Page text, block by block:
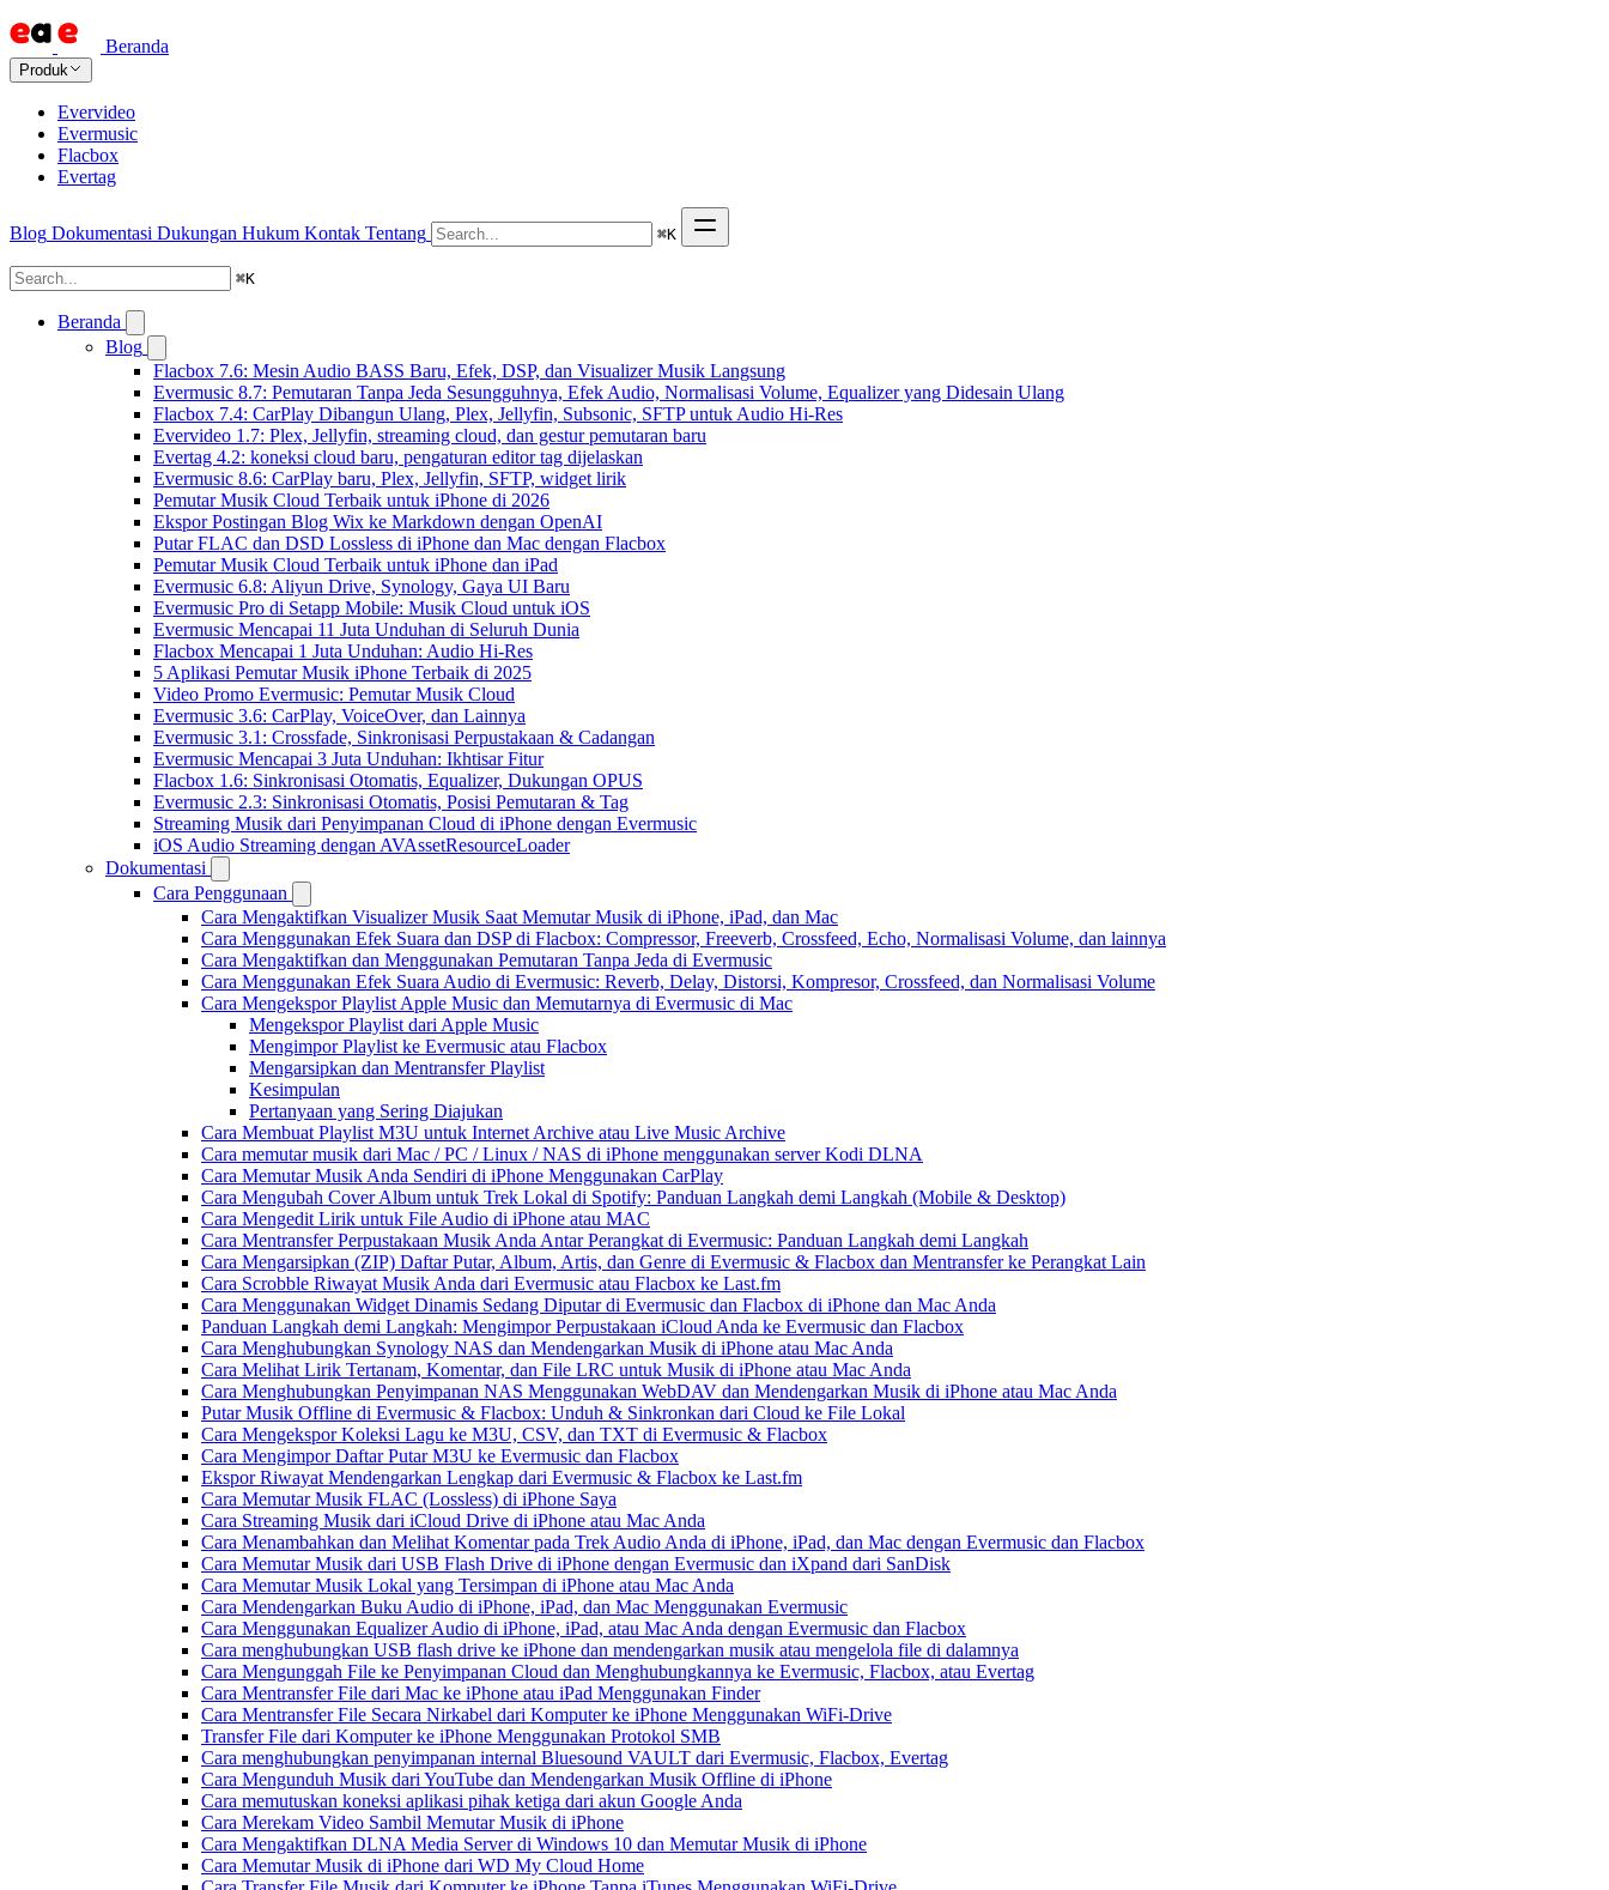
Beranda
Produk
Evervideo
Evermusic
Flacbox
Evertag
Blog Dokumentasi Dukungan Hukum Kontak Tentang ⌘K
⌘K
Beranda
Blog
Flacbox 7.6: Mesin Audio BASS Baru, Efek, DSP, dan Visualizer Musik Langsung
Evermusic 8.7: Pemutaran Tanpa Jeda Sesungguhnya, Efek Audio, Normalisasi Volume, Equalizer yang Didesain Ulang
Flacbox 7.4: CarPlay Dibangun Ulang, Plex, Jellyfin, Subsonic, SFTP untuk Audio Hi-Res
Evervideo 1.7: Plex, Jellyfin, streaming cloud, dan gestur pemutaran baru
Evertag 4.2: koneksi cloud baru, pengaturan editor tag dijelaskan
Evermusic 8.6: CarPlay baru, Plex, Jellyfin, SFTP, widget lirik
Pemutar Musik Cloud Terbaik untuk iPhone di 2026
Ekspor Postingan Blog Wix ke Markdown dengan OpenAI
Putar FLAC dan DSD Lossless di iPhone dan Mac dengan Flacbox
Pemutar Musik Cloud Terbaik untuk iPhone dan iPad
Evermusic 6.8: Aliyun Drive, Synology, Gaya UI Baru
Evermusic Pro di Setapp Mobile: Musik Cloud untuk iOS
Evermusic Mencapai 11 Juta Unduhan di Seluruh Dunia
Flacbox Mencapai 1 Juta Unduhan: Audio Hi-Res
5 Aplikasi Pemutar Musik iPhone Terbaik di 2025
Video Promo Evermusic: Pemutar Musik Cloud
Evermusic 3.6: CarPlay, VoiceOver, dan Lainnya
Evermusic 3.1: Crossfade, Sinkronisasi Perpustakaan & Cadangan
Evermusic Mencapai 3 Juta Unduhan: Ikhtisar Fitur
Flacbox 1.6: Sinkronisasi Otomatis, Equalizer, Dukungan OPUS
Evermusic 2.3: Sinkronisasi Otomatis, Posisi Pemutaran & Tag
Streaming Musik dari Penyimpanan Cloud di iPhone dengan Evermusic
iOS Audio Streaming dengan AVAssetResourceLoader
Dokumentasi
Cara Penggunaan
Cara Mengaktifkan Visualizer Musik Saat Memutar Musik di iPhone, iPad, dan Mac
Cara Menggunakan Efek Suara dan DSP di Flacbox: Compressor, Freeverb, Crossfeed, Echo, Normalisasi Volume, dan lainnya
Cara Mengaktifkan dan Menggunakan Pemutaran Tanpa Jeda di Evermusic
Cara Menggunakan Efek Suara Audio di Evermusic: Reverb, Delay, Distorsi, Kompresor, Crossfeed, dan Normalisasi Volume
Cara Mengekspor Playlist Apple Music dan Memutarnya di Evermusic di Mac
Mengekspor Playlist dari Apple Music
Mengimpor Playlist ke Evermusic atau Flacbox
Mengarsipkan dan Mentransfer Playlist
Kesimpulan
Pertanyaan yang Sering Diajukan
Cara Membuat Playlist M3U untuk Internet Archive atau Live Music Archive
Cara memutar musik dari Mac / PC / Linux / NAS di iPhone menggunakan server Kodi DLNA
Cara Memutar Musik Anda Sendiri di iPhone Menggunakan CarPlay
Cara Mengubah Cover Album untuk Trek Lokal di Spotify: Panduan Langkah demi Langkah (Mobile & Desktop)
Cara Mengedit Lirik untuk File Audio di iPhone atau MAC
Cara Mentransfer Perpustakaan Musik Anda Antar Perangkat di Evermusic: Panduan Langkah demi Langkah
Cara Mengarsipkan (ZIP) Daftar Putar, Album, Artis, dan Genre di Evermusic & Flacbox dan Mentransfer ke Perangkat Lain
Cara Scrobble Riwayat Musik Anda dari Evermusic atau Flacbox ke Last.fm
Cara Menggunakan Widget Dinamis Sedang Diputar di Evermusic dan Flacbox di iPhone dan Mac Anda
Panduan Langkah demi Langkah: Mengimpor Perpustakaan iCloud Anda ke Evermusic dan Flacbox
Cara Menghubungkan Synology NAS dan Mendengarkan Musik di iPhone atau Mac Anda
Cara Melihat Lirik Tertanam, Komentar, dan File LRC untuk Musik di iPhone atau Mac Anda
Cara Menghubungkan Penyimpanan NAS Menggunakan WebDAV dan Mendengarkan Musik di iPhone atau Mac Anda
Putar Musik Offline di Evermusic & Flacbox: Unduh & Sinkronkan dari Cloud ke File Lokal
Cara Mengekspor Koleksi Lagu ke M3U, CSV, dan TXT di Evermusic & Flacbox
Cara Mengimpor Daftar Putar M3U ke Evermusic dan Flacbox
Ekspor Riwayat Mendengarkan Lengkap dari Evermusic & Flacbox ke Last.fm
Cara Memutar Musik FLAC (Lossless) di iPhone Saya
Cara Streaming Musik dari iCloud Drive di iPhone atau Mac Anda
Cara Menambahkan dan Melihat Komentar pada Trek Audio Anda di iPhone, iPad, dan Mac dengan Evermusic dan Flacbox
Cara Memutar Musik dari USB Flash Drive di iPhone dengan Evermusic dan iXpand dari SanDisk
Cara Memutar Musik Lokal yang Tersimpan di iPhone atau Mac Anda
Cara Mendengarkan Buku Audio di iPhone, iPad, dan Mac Menggunakan Evermusic
Cara Menggunakan Equalizer Audio di iPhone, iPad, atau Mac Anda dengan Evermusic dan Flacbox
Cara menghubungkan USB flash drive ke iPhone dan mendengarkan musik atau mengelola file di dalamnya
Cara Mengunggah File ke Penyimpanan Cloud dan Menghubungkannya ke Evermusic, Flacbox, atau Evertag
Cara Mentransfer File dari Mac ke iPhone atau iPad Menggunakan Finder
Cara Mentransfer File Secara Nirkabel dari Komputer ke iPhone Menggunakan WiFi-Drive
Transfer File dari Komputer ke iPhone Menggunakan Protokol SMB
Cara menghubungkan penyimpanan internal Bluesound VAULT dari Evermusic, Flacbox, Evertag
Cara Mengunduh Musik dari YouTube dan Mendengarkan Musik Offline di iPhone
Cara memutuskan koneksi aplikasi pihak ketiga dari akun Google Anda
Cara Merekam Video Sambil Memutar Musik di iPhone
Cara Mengaktifkan DLNA Media Server di Windows 10 dan Memutar Musik di iPhone
Cara Memutar Musik di iPhone dari WD My Cloud Home